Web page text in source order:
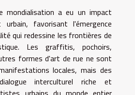
mondialisation a eu un impact
favorisant l'émergence
qui redessine les frontières de
Les graffitis, pochoirs,
formes d'art de rue ne sont
locales, mais des
interculturel riche et